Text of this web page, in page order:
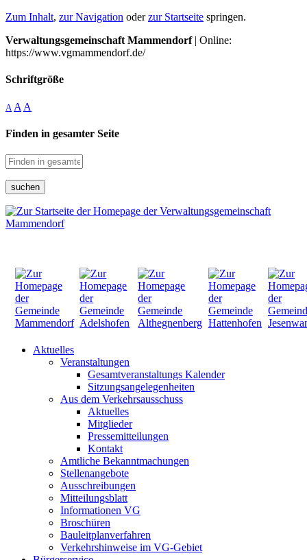
Zum Inhalt, zur Navigation oderzur Startseite springen.
Verwaltungsgemeinschaft Mammendorf| Online:
https://www.vgmammendorf.de/
Schriftgröße
A A A
Finden in gesamter Seite
suchen
Aktuelles
Veranstaltungen
Gesamtveranstaltungs Kalender
Sitzungsangelegenheiten
Aus dem Verkehrsausschuss
Aktuelles
Mitglieder
Pressemitteilungen
Kontakt
Amtliche Bekanntmachungen
Stellenangebote
Ausschreibungen
Mitteilungsblatt
Informationen VG
Broschüren
Bauleitplanverfahren
Verkehrshinweise im VG-Gebiet